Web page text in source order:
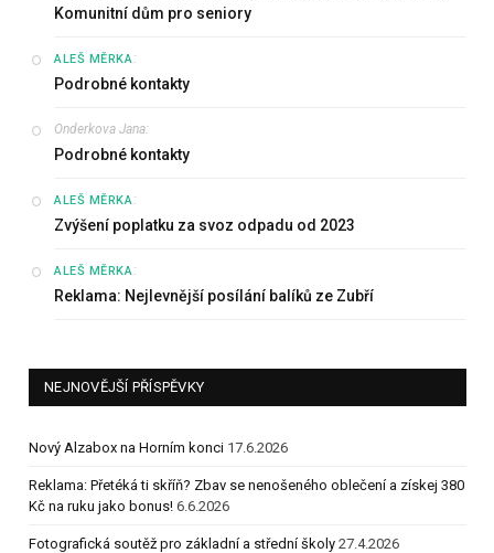
Komunitní dům pro seniory
ALEŠ MĚRKA :
Podrobné kontakty
Onderkova Jana:
Podrobné kontakty
ALEŠ MĚRKA :
Zvýšení poplatku za svoz odpadu od 2023
ALEŠ MĚRKA :
Reklama: Nejlevnější posílání balíků ze Zubří
NEJNOVĚJŠÍ PŘÍSPĚVKY
Nový Alzabox na Horním konci 17.6.2026
Reklama: Přetéká ti skříň? Zbav se nenošeného oblečení a získej 380
Kč na ruku jako bonus! 6.6.2026
Fotografická soutěž pro základní a střední školy 27.4.2026